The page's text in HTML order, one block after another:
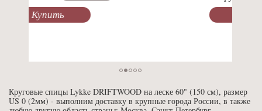
Круговые спицы Lykke DRIFTWOOD на леске 60" (150 см), размер
US 0 (2мм) - выполним доставку в крупные города России, в также